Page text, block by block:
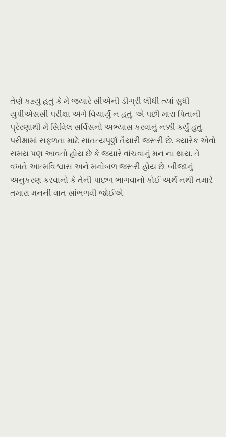
તેણે કહ્યું હતું કે મેં જ્યારે સીએની ડીગ્રી લીધી ત્યાં સુધી
યુપીએસસી પરીક્ષા અંગે વિચાર્યું ન હતું. એ પછી મારા પિતાની
પ્રેરણાથી મેં સિવિલ સર્વિસનો અભ્યાસ કરવાનું નક્કી કર્યું હતું.
પરીક્ષામાં સફળતા માટે સાતત્યપૂર્ણ તૈયારી જરૂરી છે. ક્યારેક એવો
સમય પણ આવતો હોય છે કે જ્યારે વાંચવાનું મન ના થાય. તે
વખતે આત્મવિશ્વાસ અને મનોબળ જરૂરી હોય છે. બીજાનું
અનુકરણ કરવાનો કે તેની પાછળ ભાગવાનો કોઈ અર્થ નથી તમારે
તમારા મનની વાત સાંભળવી જોઈએ.